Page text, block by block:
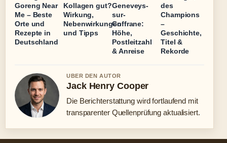
Goreng Near
Me – Beste
Orte und
Rezepte in
Deutschland
Kollagen gut?
Wirkung,
Nebenwirkungen
und Tipps
Geneveys-
sur-
Coffrane:
Höhe,
Postleitzahl
& Anreise
des
Champions
–
Geschichte,
Titel &
Rekorde
UBER DEN AUTOR
Jack Henry Cooper
Die Berichterstattung wird fortlaufend mit
transparenter Quellenprüfung aktualisiert.